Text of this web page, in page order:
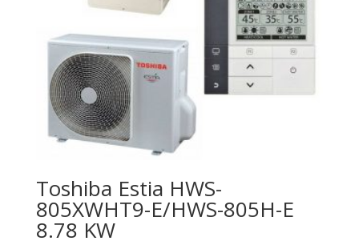
Toshiba Estia HWS-
805XWHT9-E/HWS-805H-E
8.78 KW